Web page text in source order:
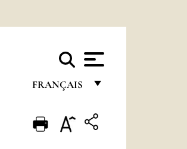
FRANÇAIS
ENGLISH